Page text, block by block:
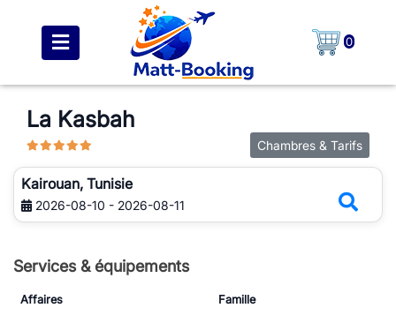
0
La Kasbah
Chambres & Tarifs
Kairouan, Tunisie
2026-08-10 - 2026-08-11
Services & équipements
Affaires Famille